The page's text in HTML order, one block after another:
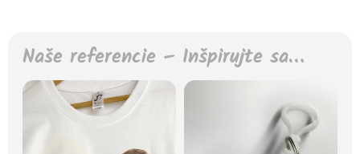
Naše referencie – Inšpirujte sa…